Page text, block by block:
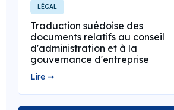
LÉGAL
Traduction suédoise des
documents relatifs au conseil
d'administration et à la
gouvernance d'entreprise
Lire ➞